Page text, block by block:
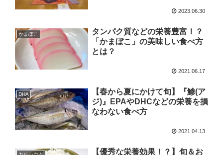
2023.06.30
かまぼこ
タンパク質などの栄養豊富！？
「かまぼこ」の美味しい食べ方
とは？
2021.06.17
DHA
【春から夏にかけて旬】『鯵(ア
ジ)』EPAやDHCなどの栄養を損
なわない食べ方
2021.04.13
【優秀な栄養効果！？】旬＆お